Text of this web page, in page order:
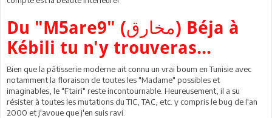
Du "M5are9" (مخارق) Béja à
Kébili tu n'y trouveras...
Bien que la pâtisserie moderne ait connu un vrai boum en Tunisie avec
notamment la floraison de toutes les "Madame" possibles et
imaginables, le "Ftairi" reste incontournable. Heureusement, il a su
résister à toutes les mutations du TIC, TAC, etc. y compris le bug de l'an
2000 et j'avoue que j'en suis ravi.